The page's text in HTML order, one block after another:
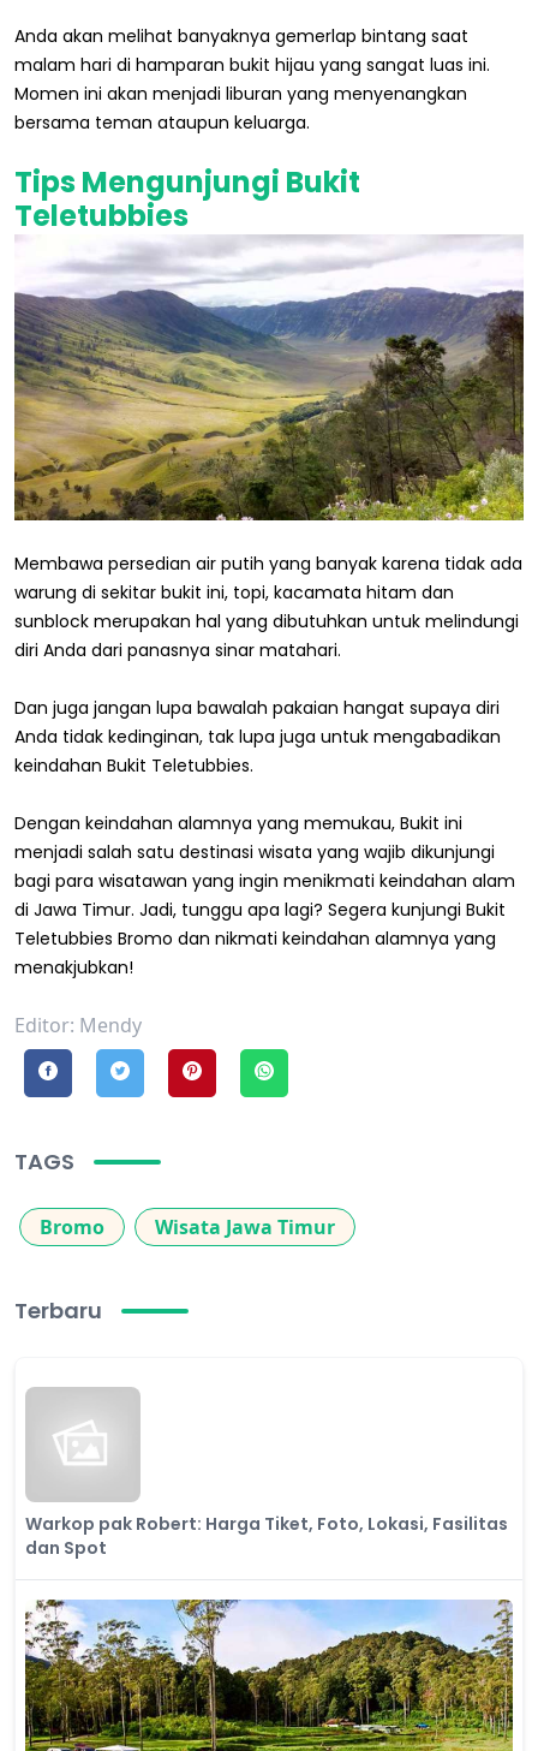
Anda akan melihat banyaknya gemerlap bintang saat
malam hari di hamparan bukit hijau yang sangat luas ini.
Momen ini akan menjadi liburan yang menyenangkan
bersama teman ataupun keluarga.
Tips Mengunjungi Bukit
Teletubbies
Membawa persedian air putih yang banyak karena tidak ada
warung di sekitar bukit ini, topi, kacamata hitam dan
sunblock merupakan hal yang dibutuhkan untuk melindungi
diri Anda dari panasnya sinar matahari.
Dan juga jangan lupa bawalah pakaian hangat supaya diri
Anda tidak kedinginan, tak lupa juga untuk mengabadikan
keindahan Bukit Teletubbies.
Dengan keindahan alamnya yang memukau, Bukit ini
menjadi salah satu destinasi wisata yang wajib dikunjungi
bagi para wisatawan yang ingin menikmati keindahan alam
di Jawa Timur. Jadi, tunggu apa lagi? Segera kunjungi Bukit
Teletubbies Bromo dan nikmati keindahan alamnya yang
menakjubkan!
Editor: Mendy
TAGS
Bromo Wisata Jawa Timur
Terbaru
Warkop pak Robert: Harga Tiket, Foto, Lokasi, Fasilitas
dan Spot